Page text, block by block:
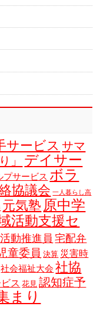
サービス サマ
」
デイサー
プサービス ボラ
協議会 一人暮らし高
元気塾 原中学
活動支援セ
動推進員 宅配弁
童委員 決算 災害時
社会福祉大会 社協
ス 花見 認知症予
まり